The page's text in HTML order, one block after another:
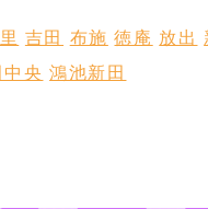
吉田 布施 徳庵 放出
央 鴻池新田